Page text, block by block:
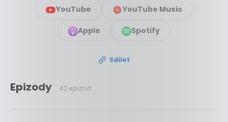
YouTube YouTube Music
Apple Spotify
Sdílet
Epizody 42 epizod